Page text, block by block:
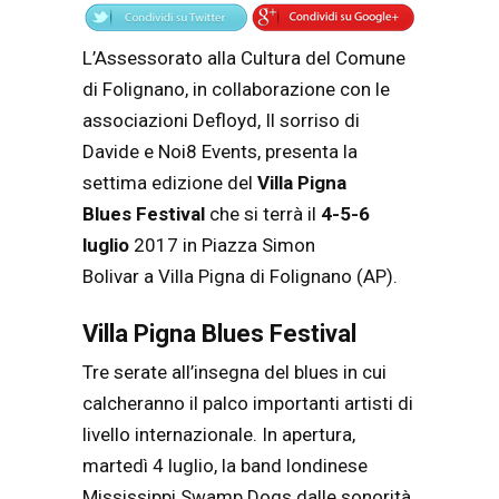
L’Assessorato alla Cultura del Comune
di Folignano, in collaborazione con le
associazioni Defloyd, Il sorriso di
Davide e Noi8 Events, presenta la
settima edizione del Villa Pigna
Blues Festival che si terrà il 4-5-6
luglio 2017 in Piazza Simon
Bolivar a Villa Pigna di Folignano (AP).
Villa Pigna Blues Festival
Tre serate all’insegna del blues in cui
calcheranno il palco importanti artisti di
livello internazionale. In apertura,
martedì 4 luglio, la band londinese